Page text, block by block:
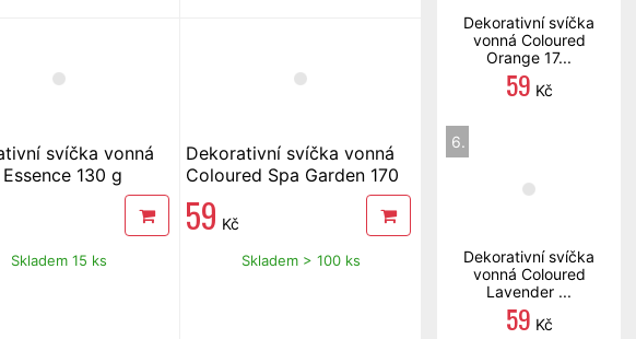
svíčka vonná
130 g
Skladem 15 ks
Dekorativní svíčka vonná
Coloured Spa Garden 170
59 Kč
Skladem > 100 ks
Dekorativní svíčka
vonná Coloured
Orange 17...
59 Kč
6.
Dekorativní svíčka
vonná Coloured
Lavender ...
59 Kč